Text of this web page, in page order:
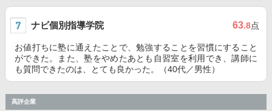
ナビ個別指導学院 63.8点
お値打ちに塾に通えたことで、勉強することを習慣にすること
ができた。また、塾をやめたあとも自習室を利用でき、講師に
も質問できたのは、とても良かった。（40代／男性）
高評企業